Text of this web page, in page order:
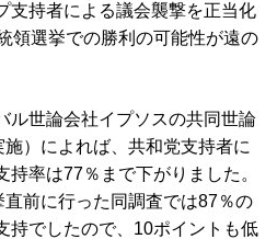
支持者による議会襲撃を正当化
領選挙での勝利の可能性が遠の
世論会社イプソスの共同世論
）によれば、共和党支持者に
率は77％まで下がりました。
前に行った同調査では87％の
持でしたので、10ポイントも低